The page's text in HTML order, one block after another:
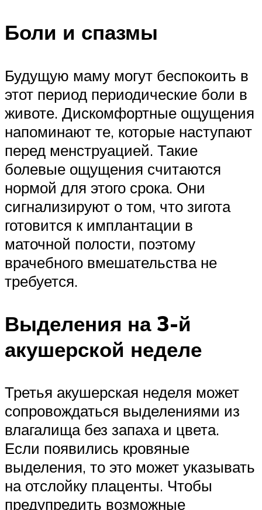
Боли и спазмы
Будущую маму могут беспокоить в
этот период периодические боли в
животе. Дискомфортные ощущения
напоминают те, которые наступают
перед менструацией. Такие
болевые ощущения считаются
нормой для этого срока. Они
сигнализируют о том, что зигота
готовится к имплантации в
маточной полости, поэтому
врачебного вмешательства не
требуется.
Выделения на 3-й
акушерской неделе
Третья акушерская неделя может
сопровождаться выделениями из
влагалища без запаха и цвета.
Если появились кровяные
выделения, то это может указывать
на отслойку плаценты. Чтобы
предупредить возможные